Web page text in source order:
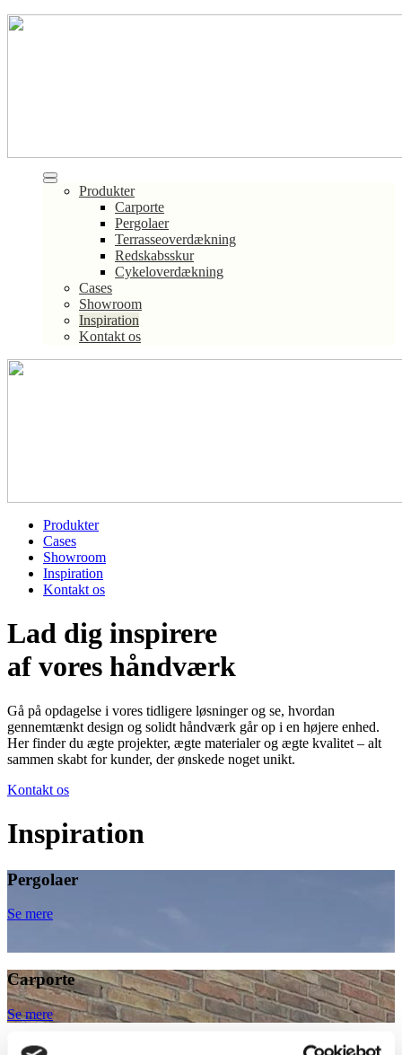
Produkter
Carporte
Pergolaer
Terrasseoverdækning
Redskabsskur
Cykeloverdækning
Cases
Showroom
Inspiration
Kontakt os
Produkter
Cases
Showroom
Inspiration
Kontakt os
Lad dig inspirere
af vores håndværk
Gå på opdagelse i vores tidligere løsninger og se, hvordan
gennemtænkt design og solidt håndværk går op i en højere enhed.
Her finder du ægte projekter, ægte materialer og ægte kvalitet – alt
sammen skabt for kunder, der ønskede noget unikt.
Kontakt os
Inspiration
Pergolaer
Se mere
Carporte
Se mere
Sammenbygget carporte